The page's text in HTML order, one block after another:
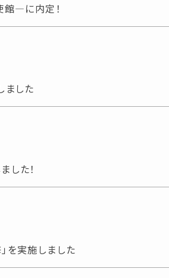
館―に内定！
ました
した！
を実施しました